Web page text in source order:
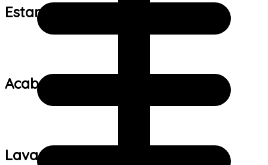
Estampa:
Acabamento:
Lavagem: